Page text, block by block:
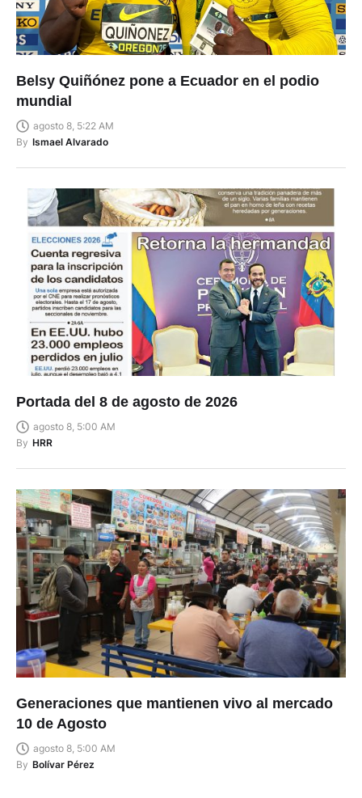
Belsy Quiñónez pone a Ecuador en el podio
mundial
agosto 8, 5:22 AM
By Ismael Alvarado
Portada del 8 de agosto de 2026
agosto 8, 5:00 AM
By HRR
Generaciones que mantienen vivo al mercado
10 de Agosto
agosto 8, 5:00 AM
By Bolívar Pérez